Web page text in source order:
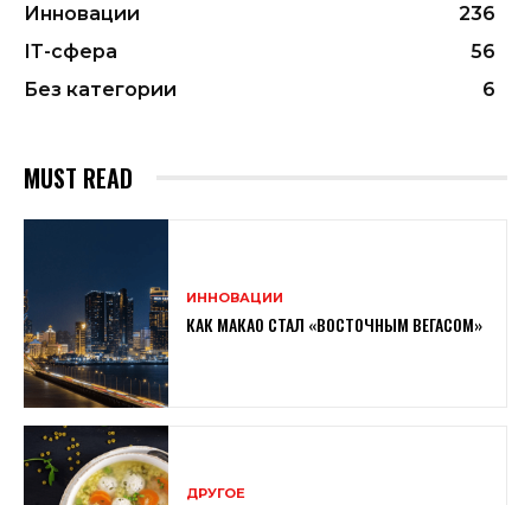
Инновации
236
ІТ-сфера
56
Без категории
6
MUST READ
ИННОВАЦИИ
КАК МАКАО СТАЛ «ВОСТОЧНЫМ ВЕГАСОМ»
ДРУГОЕ